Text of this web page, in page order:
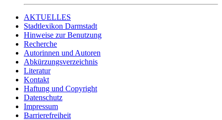
AKTUELLES
Stadtlexikon Darmstadt
Hinweise zur Benutzung
Recherche
Autorinnen und Autoren
Abkürzungsverzeichnis
Literatur
Kontakt
Haftung und Copyright
Datenschutz
Impressum
Barrierefreiheit